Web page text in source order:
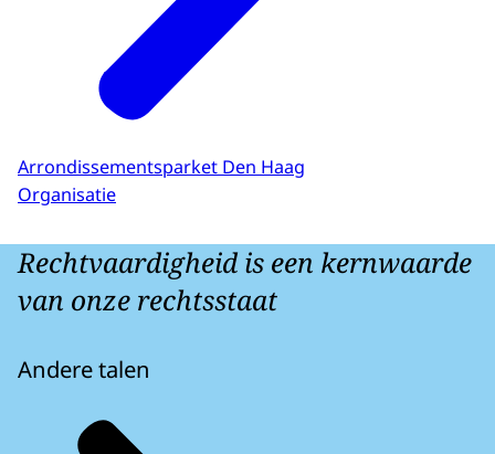
Arrondissementsparket Den Haag
Organisatie
Rechtvaardigheid is een kernwaarde
van onze rechtsstaat
Andere talen